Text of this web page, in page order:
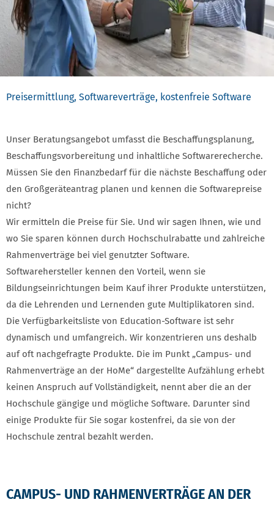
Preisermittlung, Softwareverträge, kostenfreie Software
Unser Beratungsangebot umfasst die Beschaffungsplanung,
Beschaffungsvorbereitung und inhaltliche Softwarerecherche.
Müssen Sie den Finanzbedarf für die nächste Beschaffung oder
den Großgeräteantrag planen und kennen die Softwarepreise
nicht?
Wir ermitteln die Preise für Sie. Und wir sagen Ihnen, wie und
wo Sie sparen können durch Hochschulrabatte und zahlreiche
Rahmenverträge bei viel genutzter Software.
Softwarehersteller kennen den Vorteil, wenn sie
Bildungseinrichtungen beim Kauf ihrer Produkte unterstützen,
da die Lehrenden und Lernenden gute Multiplikatoren sind.
Die Verfügbarkeitsliste von Education-Software ist sehr
dynamisch und umfangreich. Wir konzentrieren uns deshalb
auf oft nachgefragte Produkte. Die im Punkt „Campus- und
Rahmenverträge an der HoMe“ dargestellte Aufzählung erhebt
keinen Anspruch auf Vollständigkeit, nennt aber die an der
Hochschule gängige und mögliche Software. Darunter sind
einige Produkte für Sie sogar kostenfrei, da sie von der
Hochschule zentral bezahlt werden.
CAMPUS- UND RAHMENVERTRÄGE AN DER